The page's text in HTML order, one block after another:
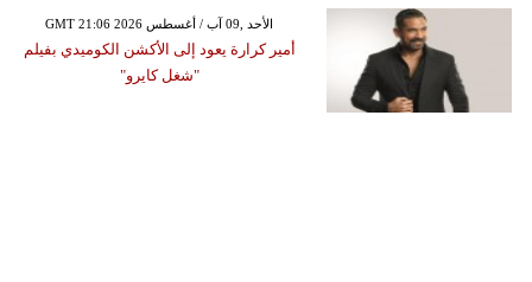
GMT 21:06 2026 الأحد ,09 آب / أغسطس
أمير كرارة يعود إلى الأكشن الكوميدي بفيلم
"شغل كايرو"